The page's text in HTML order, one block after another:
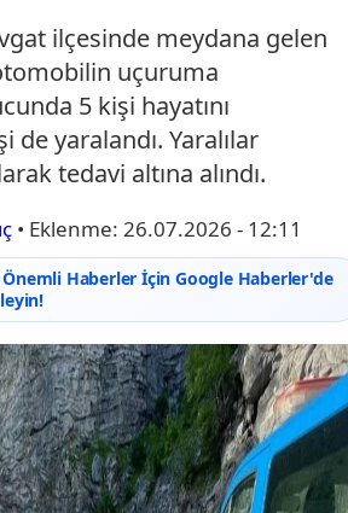
ilçesinde meydana gelen
uçuruma
5 kişi hayatını
de yaralandı. Yaralılar
tedavi altına alındı.
• Eklenme: 26.07.2026 - 12:11
Haberler İçin Google Haberler'de